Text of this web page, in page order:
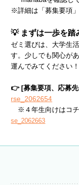
※詳細は「募集要項
💡 まずは一歩を踏
ゼミ選びは、大学生
す。少しでも関心が
運んでみてください！
👉 [募集要項、応募
rse_2062654
※４年生向けはコ
se_2062663